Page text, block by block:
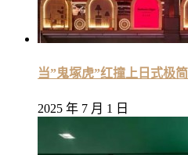
当”鬼塚虎”红撞上日式极
2025 年 7 月 1 日